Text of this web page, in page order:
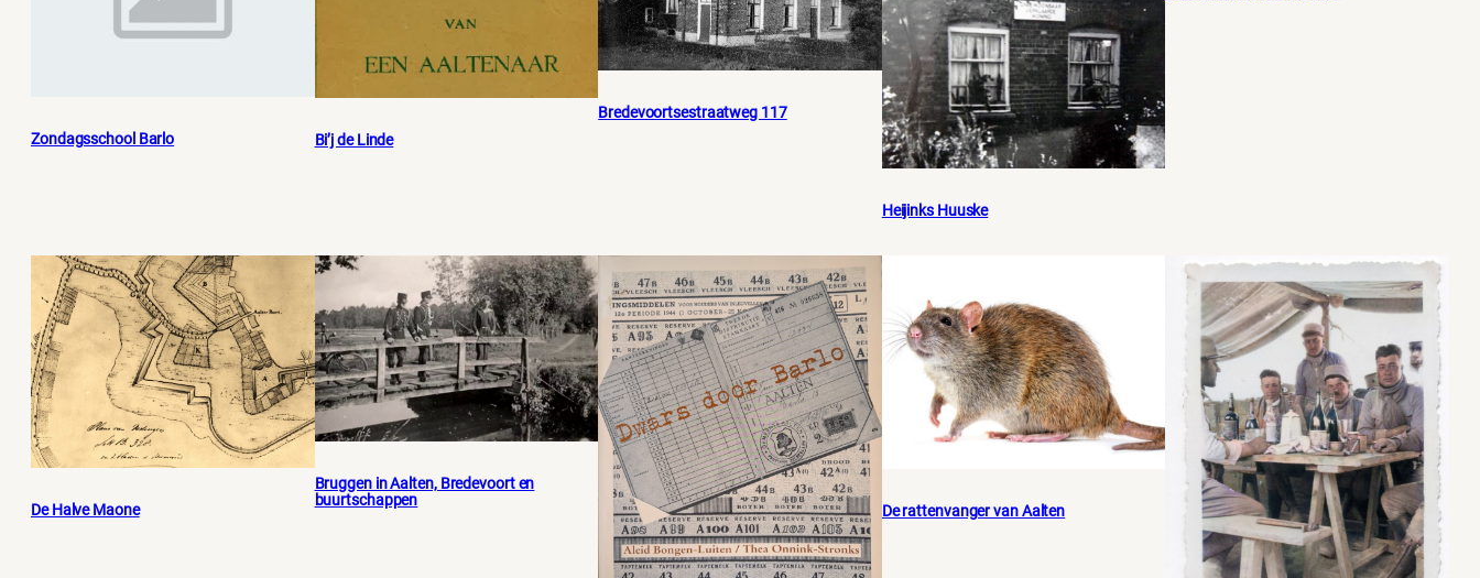
Zondagsschool Barlo Bi’j de Linde
Bredevoortsestraatweg 117
Heijinks Huuske
De Halve Maone
Bruggen in Aalten, Bredevoort en
buurtschappen
De rattenvanger van Aalten